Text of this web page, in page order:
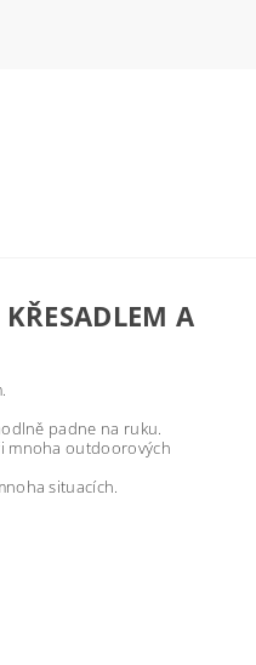
A
padne na ruku.
mnoha outdoorových
situacích.